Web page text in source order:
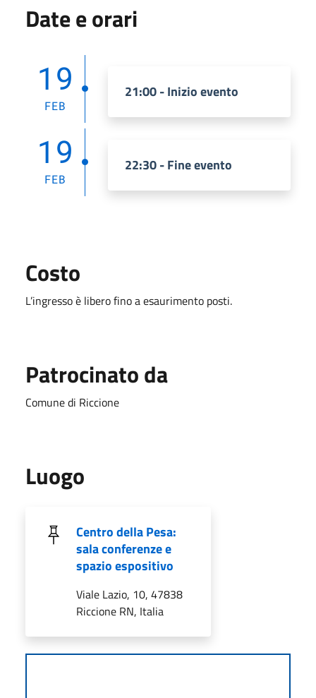
Date e orari
19
FEB
21:00 - Inizio evento
19
FEB
22:30 - Fine evento
Costo
L’ingresso è libero fino a esaurimento posti.
Patrocinato da
Comune di Riccione
Luogo
Centro della Pesa:
sala conferenze e
spazio espositivo
Viale Lazio, 10, 47838
Riccione RN, Italia